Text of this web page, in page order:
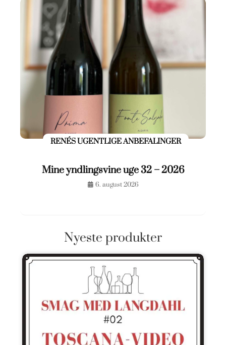
RENÉS UGENTLIGE ANBEFALINGER
Mine yndlingsvine uge 32 – 2026
6. august 2026
Nyeste produkter